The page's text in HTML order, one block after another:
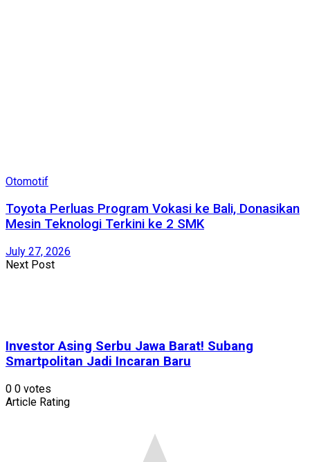
Otomotif
Toyota Perluas Program Vokasi ke Bali, Donasikan
Mesin Teknologi Terkini ke 2 SMK
July 27, 2026
Next Post
Investor Asing Serbu Jawa Barat! Subang
Smartpolitan Jadi Incaran Baru
0 0 votes
Article Rating